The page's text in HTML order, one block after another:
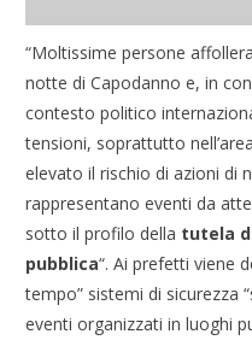
“Moltissime persone
notte di Capodanno e, in
contesto politico
tensioni, soprattutto
elevato il rischio di azioni di
rappresentano eventi da
sotto il profilo della tutela
pubblica“. Ai prefetti viene
tempo” sistemi di sicurezza
eventi organizzati in luoghi